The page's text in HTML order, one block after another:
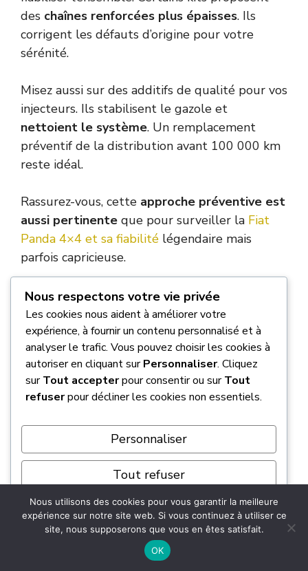
des chaînes renforcées plus épaisses. Ils
corrigent les défauts d’origine pour votre
sérénité.
Misez aussi sur des additifs de qualité pour vos
injecteurs. Ils stabilisent le gazole et
nettoient le système. Un remplacement
préventif de la distribution avant 100 000 km
reste idéal.
Rassurez-vous, cette approche préventive est
aussi pertinente que pour surveiller la Fiat
Panda 4×4 et sa fiabilité légendaire mais
parfois capricieuse.
Adopter une conduite protectrice
pour le volant moteur
Évitez absolument de rouler en sous-régime
constant. Le volant moteur bi-masse subit
alors desvibrations destructrices. Ne
Privilégiez des passages de rapports fluides et
progressifs. Celapréserve l’embrayage ainsi
que toute la transmission. Vous limiterez ainsi
les chocs mécaniques sur les composants du
châssis.
gestion de la mécanique fine
Nous respectons votre vie privée
Les cookies nous aident à améliorer votre
expérience, à fournir un contenu personnalisé et à
analyser le trafic. Vous pouvez choisir les cookies à
autoriser en cliquant surPersonnaliser. Cliquez
surTout accepterpour consentir ou surTout
refuserpour décliner les cookies non essentiels.
Personnaliser
Tout refuser
Tout accepter
Nous utilisons des cookies pour vous garantir la meilleure
expérience sur notre site web. Si vous continuez à utiliser ce
site, nous supposerons que vous en êtes satisfait.
OK